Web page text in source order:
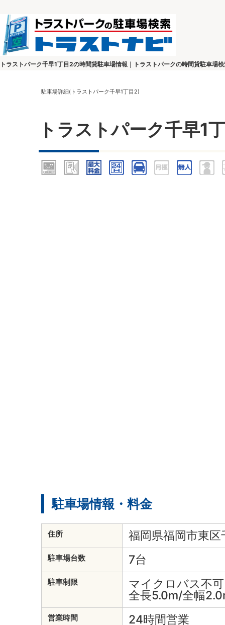
トラストパーク千早1丁目2の時間貸駐車場情報｜トラストパークの時間貸駐車場
駐車場詳細(トラストパーク千早1丁目2)
トラストパーク千早1
駐車場情報・料金
住所 福岡県福岡市東
駐車場台数 7台
駐車制限
マイクロバス不
全長5.0m/全幅
営業時間 24時間営業